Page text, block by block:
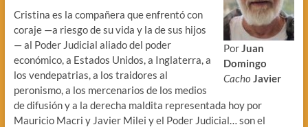
PorJuan
Domingo
CachoJavier
Cristina es la compañera que enfrentó con
coraje —a riesgo de su vida y la de sus hijos
— al Poder Judicial aliado del poder
económico, a Estados Unidos, a Inglaterra, a
los vendepatrias, a los traidores al
peronismo, a los mercenarios de los medios
de difusión y a la derecha maldita representada hoy por
Mauricio Macri y Javier Milei y el Poder Judicial… son el